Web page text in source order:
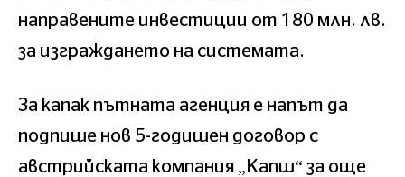
направените инвестиции от 180 млн. лв.
за изграждането на системата.
За капак пътната агенция е напът да
подпише нов 5-годишен договор с
австрийската компания „Капш“ за още